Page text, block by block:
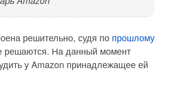
решительно, судя по прошлому
решаются. На данный момент
у Amazon принадлежащее ей